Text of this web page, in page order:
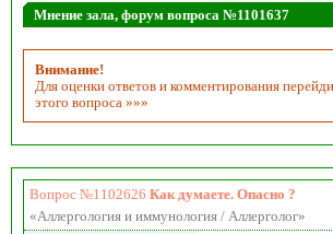
Мнение зала, форум вопроса №1101637
Внимание!
Для оценки ответов и комментирования
этого вопроса »»»
Вопрос №1102626 Как думаете. Опасно ?
«Аллергология и иммунология / Аллерголог»